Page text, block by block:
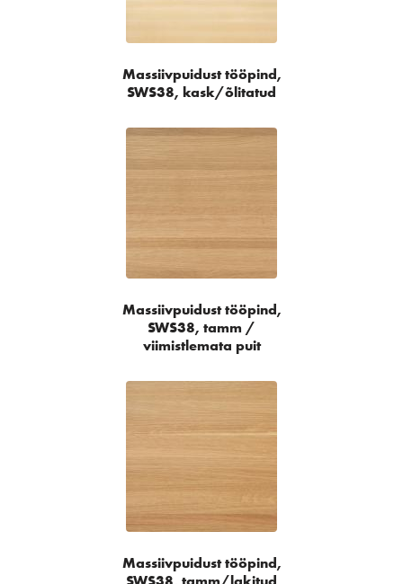
Massiivpuidust tööpind,
SWS38, kask/õlitatud
Massiivpuidust tööpind,
SWS38, tamm /
viimistlemata puit
Massiivpuidust tööpind,
SWS38, tamm/lakitud